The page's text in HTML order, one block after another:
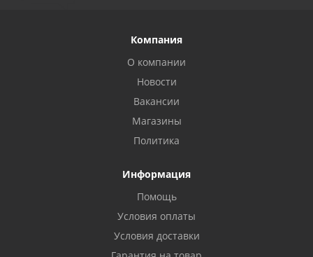
Компания
О компании
Новости
Вакансии
Магазины
Политика
Информация
Помощь
Условия оплаты
Условия доставки